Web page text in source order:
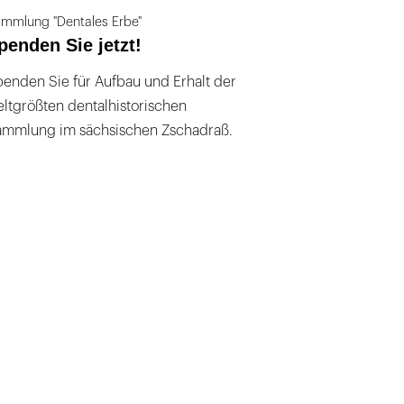
"Dentales Erbe"
Sie jetzt!
Sie für Aufbau und Erhalt der
dentalhistorischen
im sächsischen Zschadraß.